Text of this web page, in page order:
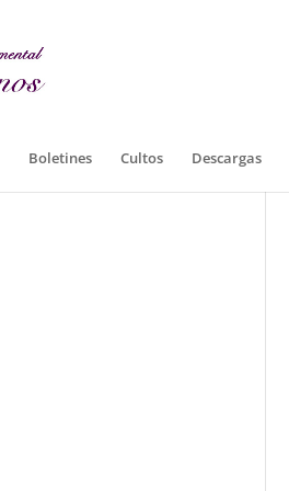
Boletines Cultos Descargas